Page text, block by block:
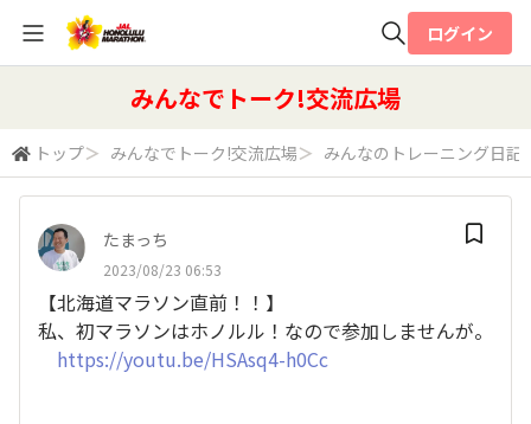
検索
ログイン
みんなでトーク!交流広場
トップ＞ みんなでトーク!交流広場＞ みんなのトレーニング日記
たまっち
2023/08/23 06:53
【北海道マラソン直前！！】
私、初マラソンはホノルル！なので参加しませんが。
https://youtu.be/HSAsq4-h0Cc